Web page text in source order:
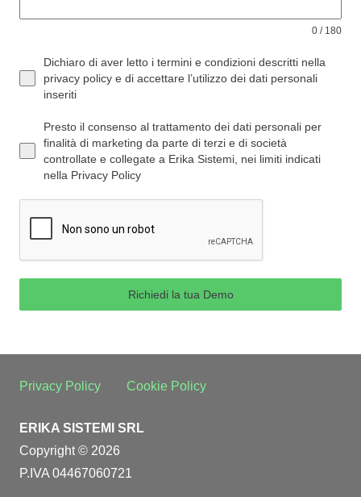
0 / 180
Dichiaro di aver letto i termini e condizioni descritti nella
privacy policy e di accettare l’utilizzo dei dati personali
inseriti
Presto il consenso al trattamento dei dati personali per
finalità di marketing da parte di terzi e di società
controllate e collegate a Erika Sistemi, nei limiti indicati
nella Privacy Policy
Richiedi la tua Demo
Privacy Policy Cookie Policy
ERIKA SISTEMI SRL
Copyright © 2026
P.IVA 04467060721